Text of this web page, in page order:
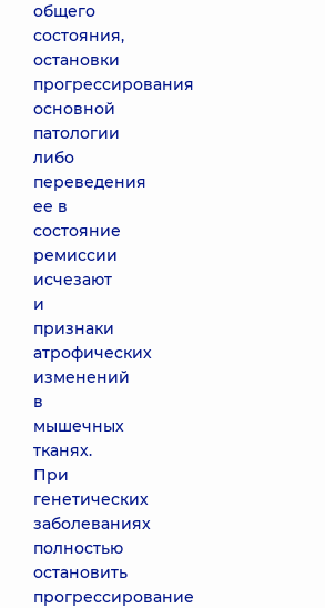
общего
состояния,
остановки
прогрессирования
основной
патологии
либо
переведения
ее в
состояние
ремиссии
исчезают
и
признаки
атрофических
изменений
в
мышечных
тканях.
При
генетических
заболеваниях
полностью
остановить
прогрессирование